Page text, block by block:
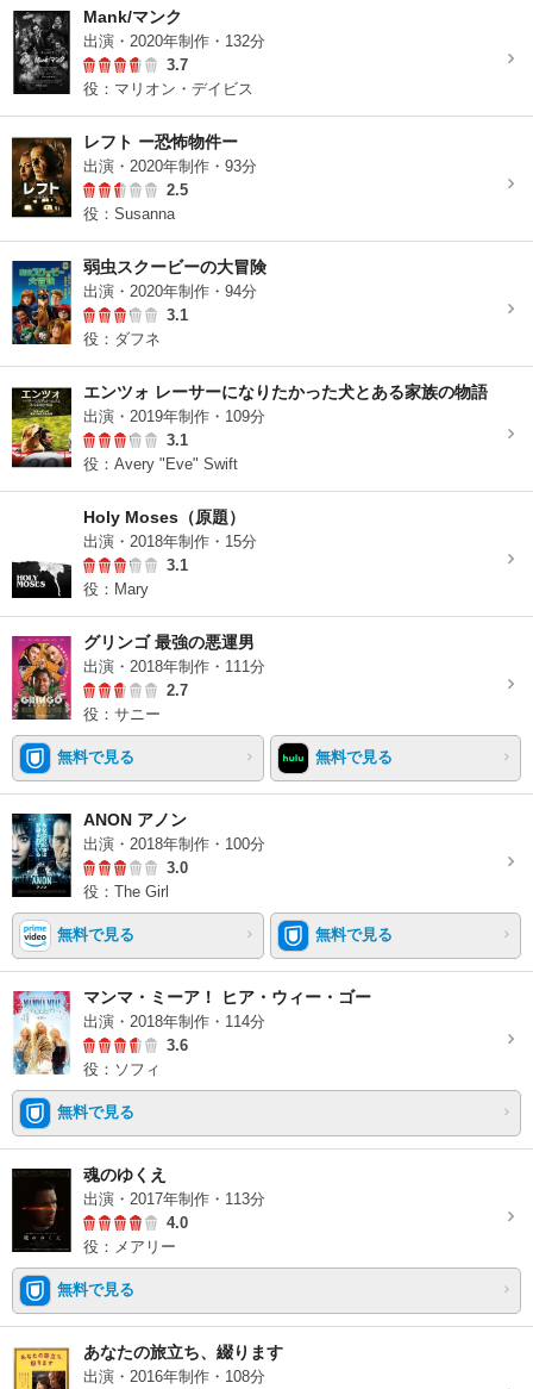
Mank/マンク
出演・2020年制作・132分
3.7
役：マリオン・デイビス
レフト ー恐怖物件ー
出演・2020年制作・93分
2.5
役：Susanna
弱虫スクービーの大冒険
出演・2020年制作・94分
3.1
役：ダフネ
エンツォ レーサーになりたかった犬とある家族の物語
出演・2019年制作・109分
3.1
役：Avery "Eve" Swift
Holy Moses（原題）
出演・2018年制作・15分
3.1
役：Mary
グリンゴ 最強の悪運男
出演・2018年制作・111分
2.7
役：サニー
無料で見る 無料で見る
ANON アノン
出演・2018年制作・100分
3.0
役：The Girl
無料で見る 無料で見る
マンマ・ミーア！ ヒア・ウィー・ゴー
出演・2018年制作・114分
3.6
役：ソフィ
無料で見る
魂のゆくえ
出演・2017年制作・113分
4.0
役：メアリー
無料で見る
あなたの旅立ち、綴ります
出演・2016年制作・108分